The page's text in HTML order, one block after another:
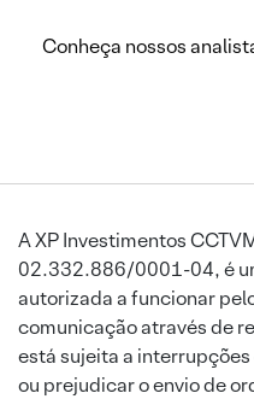
Conheça nossos
A XP Investimentos
02.332.886/0001-04, é
autorizada a funcionar
comunicação através de
está sujeita a
ou prejudicar o envio de